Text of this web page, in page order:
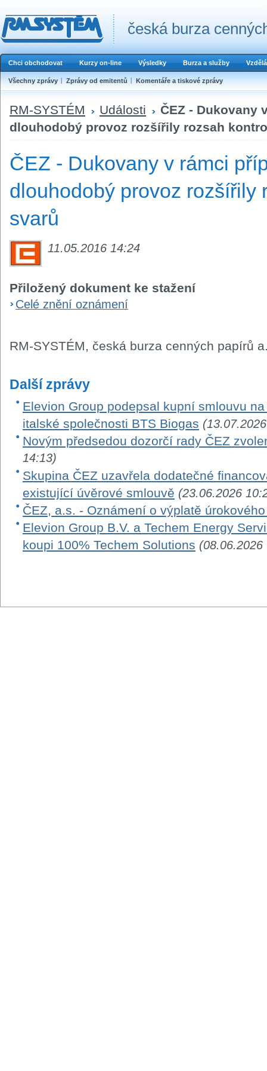
česká burza
Chci obchodovat Kurzy on-line Výsledky Burza a služby
Všechny zprávy Zprávy od emitentů Komentáře a tiskové zprávy
RM-SYSTÉM Události
ČEZ - Dukovany
dlouhodobý provoz rozšířily rozsah
ČEZ - Dukovany v rámci
dlouhodobý provoz rozšířily
svarů
11.05.2016 14:24
Přiložený dokument ke stažení
Celé znění oznámení
RM-SYSTÉM, česká burza cenných papírů
Další zprávy
Elevion Group podepsal kupní smlouvu
italské společnosti BTS Biogas
Novým předsedou dozorčí rady ČEZ
14:13)
Skupina ČEZ uzavřela dodatečné
existující úvěrové smlouvě (23.06.2026
ČEZ, a.s. - Oznámení o výplatě
Elevion Group B.V. a Techem Energy
koupi 100% Techem Solutions (08.06.2026